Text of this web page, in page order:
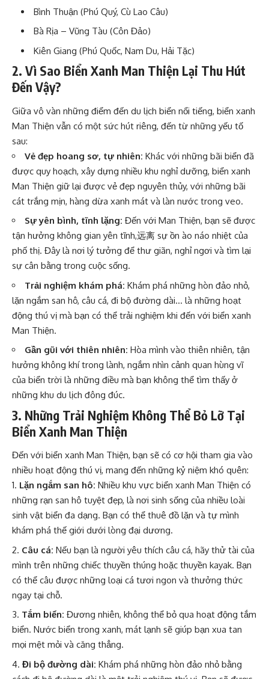
Bình Thuận (Phú Quý, Cù Lao Câu)
Bà Rịa – Vũng Tàu (Côn Đảo)
Kiên Giang (Phú Quốc, Nam Du, Hải Tặc)
2. Vì Sao Biển Xanh Man Thiện Lại Thu Hút
Đến Vậy?
Giữa vô vàn những điểm đến du lịch biển nổi tiếng, biển xanh
Man Thiện vẫn có một sức hút riêng, đến từ những yếu tố
sau:
Vẻ đẹp hoang sơ, tự nhiên: Khác với những bãi biển đã
được quy hoạch, xây dựng nhiều khu nghỉ dưỡng, biển xanh
Man Thiện giữ lại được vẻ đẹp nguyên thủy, với những bãi
cát trắng mịn, hàng dừa xanh mát và làn nước trong veo.
Sự yên bình, tĩnh lặng: Đến với Man Thiện, bạn sẽ được
tận hưởng không gian yên tĩnh,远离 sự ồn ào náo nhiệt của
phố thị. Đây là nơi lý tưởng để thư giãn, nghỉ ngơi và tìm lại
sự cân bằng trong cuộc sống.
Trải nghiệm khám phá: Khám phá những hòn đảo nhỏ,
lặn ngắm san hô, câu cá, đi bộ đường dài… là những hoạt
động thú vị mà bạn có thể trải nghiệm khi đến với biển xanh
Man Thiện.
Gần gũi với thiên nhiên: Hòa mình vào thiên nhiên, tận
hưởng không khí trong lành, ngắm nhìn cảnh quan hùng vĩ
của biển trời là những điều mà bạn không thể tìm thấy ở
những khu du lịch đông đúc.
3. Những Trải Nghiệm Không Thể Bỏ Lỡ Tại
Biển Xanh Man Thiện
Đến với biển xanh Man Thiện, bạn sẽ có cơ hội tham gia vào
nhiều hoạt động thú vị, mang đến những kỷ niệm khó quên:
Lặn ngắm san hô: Nhiều khu vực biển xanh Man Thiện có
những rạn san hô tuyệt đẹp, là nơi sinh sống của nhiều loài
sinh vật biển đa dạng. Bạn có thể thuê đồ lặn và tự mình
khám phá thế giới dưới lòng đại dương.
Câu cá: Nếu bạn là người yêu thích câu cá, hãy thử tài của
mình trên những chiếc thuyền thúng hoặc thuyền kayak. Bạn
có thể câu được những loại cá tươi ngon và thưởng thức
ngay tại chỗ.
Tắm biển: Đương nhiên, không thể bỏ qua hoạt động tắm
biển. Nước biển trong xanh, mát lạnh sẽ giúp bạn xua tan
mọi mệt mỏi và căng thẳng.
Đi bộ đường dài: Khám phá những hòn đảo nhỏ bằng